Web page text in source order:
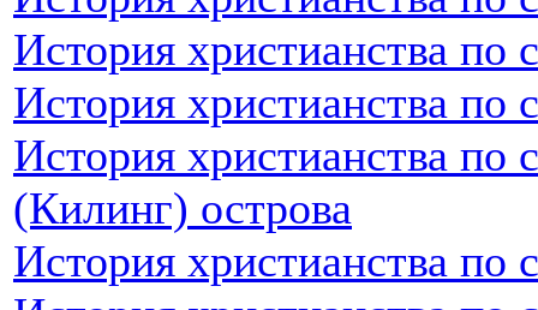
История христианства по
История христианства по
История христианства по
(Килинг) острова
История христианства по